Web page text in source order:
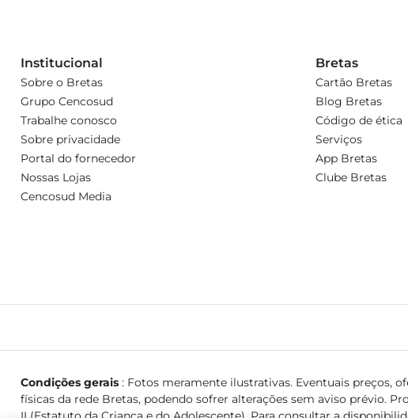
Institucional
Sobre o Bretas
Grupo Cencosud
Trabalhe conosco
Sobre privacidade
Portal do fornecedor
Nossas Lojas
Cencosud Media
Bretas
Cartão Bretas
Blog Bretas
Código de ética
Serviços
App Bretas
Clube Bretas
Condições gerais: Fotos meramente ilustrativas. Eventuais preços,
físicas da rede Bretas, podendo sofrer alterações sem aviso prévio.